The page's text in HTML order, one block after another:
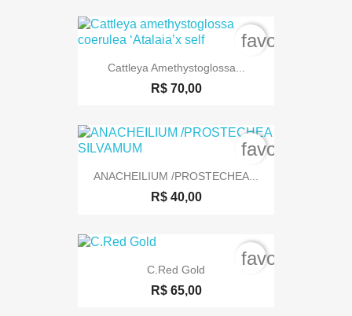
Cattleya Amethystoglossa...
R$ 70,00
ANACHEILIUM /PROSTECHEA...
R$ 40,00
C.Red Gold
R$ 65,00